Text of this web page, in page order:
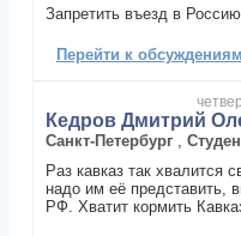
Запретить въезд в
Перейти к
Кедров Дмитрий
Санкт-Петербург
Раз кавказ так хвалится
надо им её представить,
РФ. Хватит кормить